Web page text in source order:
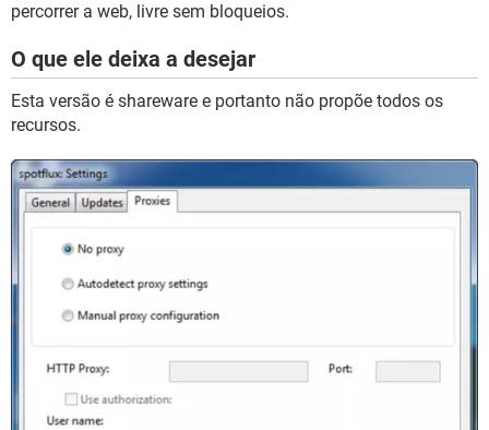
percorrer a web, livre sem bloqueios.
O que ele deixa a desejar
Esta versão é shareware e portanto não propõe todos os
recursos.